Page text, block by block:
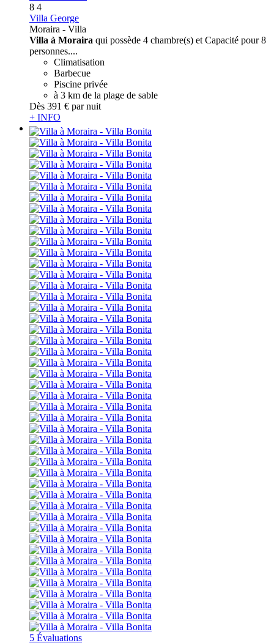
8 4
Villa George
Moraira - Villa
Villa à Moraira qui possède 4 chambre(s) et Capacité pour 8
personnes....
Climatisation
Barbecue
Piscine privée
à 3 km de la plage de sable
Dès 391 € par nuit
+ INFO
5 Évaluations